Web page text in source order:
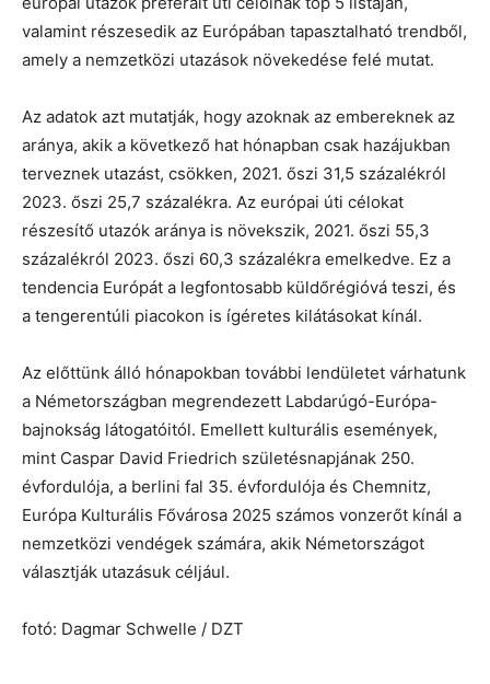
valamint részesedik az Európában tapasztalható trendből,
amely a nemzetközi utazások növekedése felé mutat.
Az adatok azt mutatják, hogy azoknak az embereknek az
aránya, akik a következő hat hónapban csak hazájukban
terveznek utazást, csökken, 2021. őszi 31,5 százalékról
2023. őszi 25,7 százalékra. Az európai úti célokat
részesítő utazók aránya is növekszik, 2021. őszi 55,3
százalékról 2023. őszi 60,3 százalékra emelkedve. Ez a
tendencia Európát a legfontosabb küldőrégióvá teszi, és
a tengerentúli piacokon is ígéretes kilátásokat kínál.
Az előttünk álló hónapokban további lendületet várhatunk
a Németországban megrendezett Labdarúgó-Európa-
bajnokság látogatóitól. Emellett kulturális események,
mint Caspar David Friedrich születésnapjának 250.
évfordulója, a berlini fal 35. évfordulója és Chemnitz,
Európa Kulturális Fővárosa 2025 számos vonzerőt kínál a
nemzetközi vendégek számára, akik Németországot
választják utazásuk céljául.
fotó: Dagmar Schwelle / DZT